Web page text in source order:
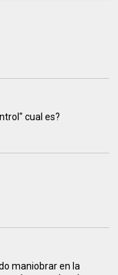
cual es?
maniobrar en la